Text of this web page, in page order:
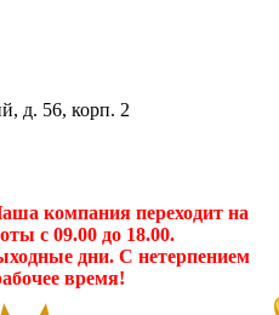
д. 56, корп. 2
компания переходит на
с 09.00 до 18.00.
дни. С нетерпением
время!